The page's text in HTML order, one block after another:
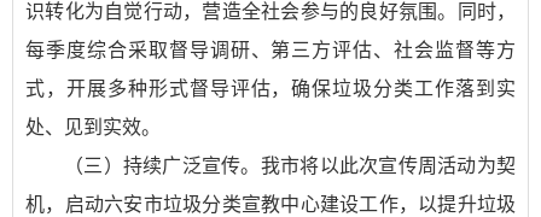
识转化为自觉行动，营造全社会参与的良好氛围。同时，
每季度综合采取督导调研、第三方评估、社会监督等方
式，开展多种形式督导评估，确保垃圾分类工作落到实
处、见到实效。
（三）持续广泛宣传。我市将以此次宣传周活动为契
机，启动六安市垃圾分类宣教中心建设工作，以提升垃圾